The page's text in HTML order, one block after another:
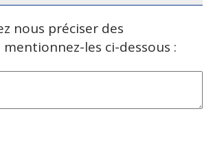
nous préciser des
les ci-dessous :